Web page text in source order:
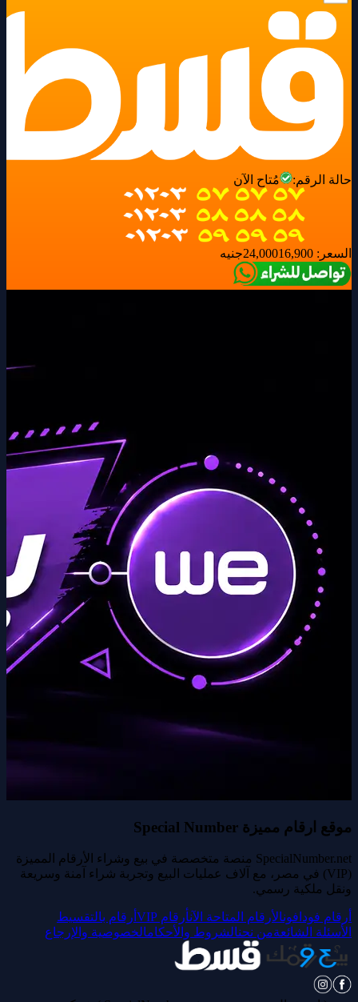
حالة الرقم: مُتاح الآن
السعر: 24,00016,900 جنيه
موقع ارقام مميزة Special Number
SpecialNumber.net منصة متخصصة في بيع وشراء الأرقام المميزة
(VIP) في مصر، مع آلاف عمليات البيع وتجربة شراء آمنة وسريعة
ونقل ملكية رسمي.
أرقام فودافونالأرقام المتاحة الآنأرقام VIP
أرقام بالتقسيط
الأسئلة الشائعةمن نحنالشروط والأحكامالخصوصية والإرجاع